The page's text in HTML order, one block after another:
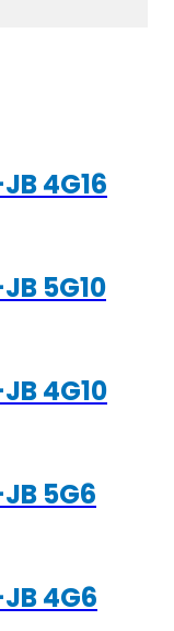
4G16
5G10
4G10
5G6
4G6